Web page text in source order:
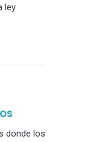
ley.
donde los